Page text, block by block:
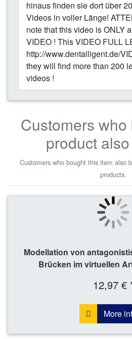
hinaus finden sie dort über
Videos in voller Länge!
note that this video is ONLY
VIDEO ! This VIDEO FULL
http://www.dentalligent.de/
they will find more than 200
videos !
Customers
product
Customers who bought this item also
products.
Modellation von
Brücken im virtuellen
12,97 €
More